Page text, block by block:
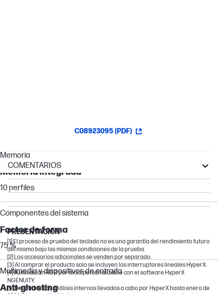
C08923095 (PDF)
Memoria
Memoria integrada
10 perfiles
Componentes del sistema
Factor de forma
75 %
Multimedia y dispositivos de entrada
Anti-ghosting
COMENTARIOS
OMEN MAX
OMEN
Victus by HP
PRESENTACIÓN
[1] El proceso de prueba del teclado no es una garantía del rendimiento futuro
del mismo bajo las mismas condiciones de la prueba.
[2] Los accesorios adicionales se venden por separado.
[3] Al comprar el producto solo se incluyen los interruptores lineales HyperX.
[4] Iluminación RGB por tecla personalizable con el software HyperX
NGENUITY.
[5] Basado en los análisis internos llevados a cabo por HyperX hasta enero de